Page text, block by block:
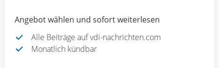
Angebot wählen und sofort weiterlesen
Alle Beiträge auf vdi-nachrichten.com
Monatlich kündbar